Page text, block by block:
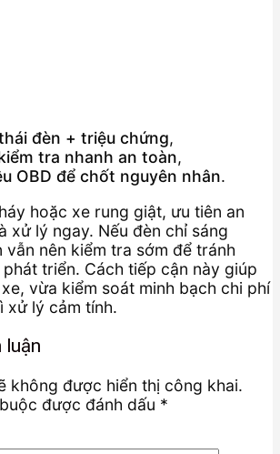
đèn + triệu chứng,
tra nhanh an toàn,
OBD để chốt nguyên nhân.
hoặc xe rung giật, ưu tiên an
xử lý ngay. Nếu đèn chỉ sáng
vẫn nên kiểm tra sớm để tránh
phát triển. Cách tiếp cận này giúp
vừa kiểm soát minh bạch chi phí
xử lý cảm tính.
luận
không được hiển thị công khai.
được đánh dấu *